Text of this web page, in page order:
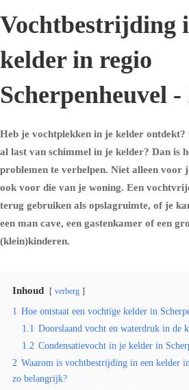
Vochtbestrijding
kelder in regio
Scherpenheuvel
Heb je vochtplekken in je kelder ontdekt?
al last van schimmel in je kelder? Dan is
problemen te verhelpen. Niet alleen voor
ook voor die van je woning. Een
terug gebruiken als opslagruimte, of je
een man cave, een gastenkamer of een
(klein)kinderen.
Inhoud verberg
1 Hoe ontstaat een vochtige kelder in
1.1 Doorslaand vocht en waterdruk in de
1.2 Condensatievocht in je kelder in
2 Waarom is vochtbestrijding in een kelder
zo belangrijk?